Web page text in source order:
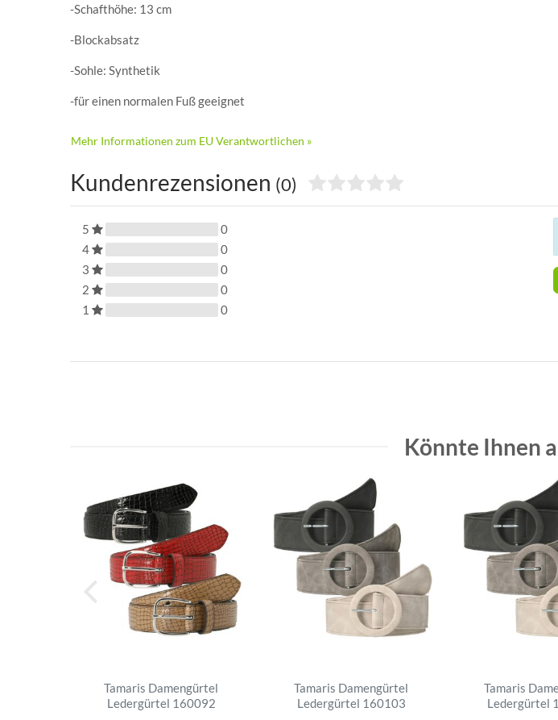
-Schafthöhe: 13 cm
-Blockabsatz
-Sohle: Synthetik
-für einen normalen Fuß geeignet
Mehr Informationen zum EU Verantwortlichen »
Kundenrezensionen (0)
5
0
4
0
3
0
2
0
1
0
Könnte Ihnen
Tamaris Damengürtel
Ledergürtel 160092
Tamaris Damengürtel
Ledergürtel 160103
Tamaris
Ledergürtel